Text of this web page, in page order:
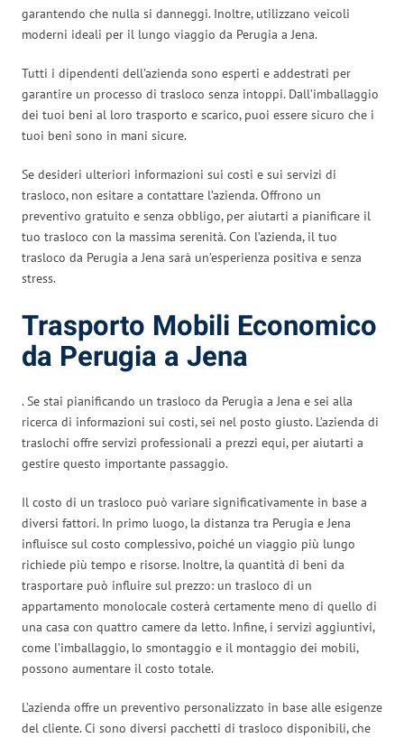
garantendo che nulla si danneggi. Inoltre, utilizzano veicoli
moderni ideali per il lungo viaggio da Perugia a Jena.
Tutti i dipendenti dell’azienda sono esperti e addestrati per
garantire un processo di trasloco senza intoppi. Dall’imballaggio
dei tuoi beni al loro trasporto e scarico, puoi essere sicuro che i
tuoi beni sono in mani sicure.
Se desideri ulteriori informazioni sui costi e sui servizi di
trasloco, non esitare a contattare l’azienda. Offrono un
preventivo gratuito e senza obbligo, per aiutarti a pianificare il
tuo trasloco con la massima serenità. Con l’azienda, il tuo
trasloco da Perugia a Jena sarà un’esperienza positiva e senza
stress.
Trasporto Mobili Economico
da Perugia a Jena
. Se stai pianificando un trasloco da Perugia a Jena e sei alla
ricerca di informazioni sui costi, sei nel posto giusto. L’azienda di
traslochi offre servizi professionali a prezzi equi, per aiutarti a
gestire questo importante passaggio.
Il costo di un trasloco può variare significativamente in base a
diversi fattori. In primo luogo, la distanza tra Perugia e Jena
influisce sul costo complessivo, poiché un viaggio più lungo
richiede più tempo e risorse. Inoltre, la quantità di beni da
trasportare può influire sul prezzo: un trasloco di un
appartamento monolocale costerà certamente meno di quello di
una casa con quattro camere da letto. Infine, i servizi aggiuntivi,
come l’imballaggio, lo smontaggio e il montaggio dei mobili,
possono aumentare il costo totale.
L’azienda offre un preventivo personalizzato in base alle esigenze
del cliente. Ci sono diversi pacchetti di trasloco disponibili, che